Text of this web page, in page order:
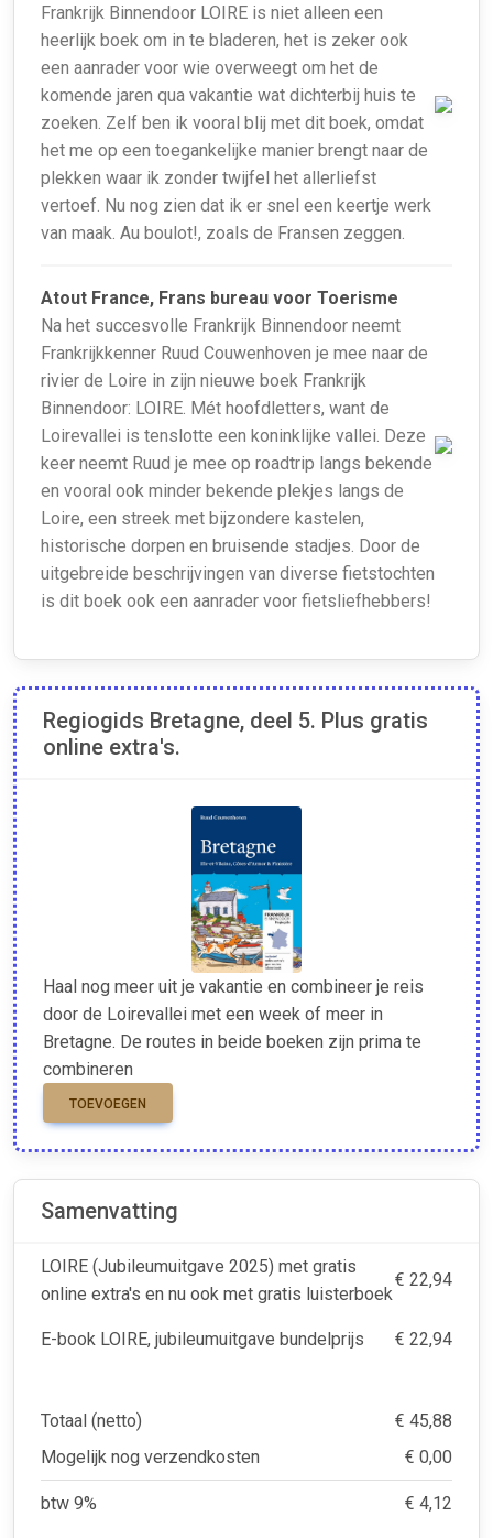
Frankrijk Binnendoor LOIRE is niet alleen een
heerlijk boek om in te bladeren, het is zeker ook
een aanrader voor wie overweegt om het de
komende jaren qua vakantie wat dichterbij huis te
zoeken. Zelf ben ik vooral blij met dit boek, omdat
het me op een toegankelijke manier brengt naar de
plekken waar ik zonder twijfel het allerliefst
vertoef. Nu nog zien dat ik er snel een keertje werk
van maak. Au boulot!, zoals de Fransen zeggen.
Atout France, Frans bureau voor Toerisme
Na het succesvolle Frankrijk Binnendoor neemt
Frankrijkkenner Ruud Couwenhoven je mee naar de
rivier de Loire in zijn nieuwe boek Frankrijk
Binnendoor: LOIRE. Mét hoofdletters, want de
Loirevallei is tenslotte een koninklijke vallei. Deze
keer neemt Ruud je mee op roadtrip langs bekende
en vooral ook minder bekende plekjes langs de
Loire, een streek met bijzondere kastelen,
historische dorpen en bruisende stadjes. Door de
uitgebreide beschrijvingen van diverse fietstochten
is dit boek ook een aanrader voor fietsliefhebbers!
Regiogids Bretagne, deel 5. Plus gratis
online extra's.
Haal nog meer uit je vakantie en combineer je reis
door de Loirevallei met een week of meer in
Bretagne. De routes in beide boeken zijn prima te
combineren
TOEVOEGEN
Samenvatting
LOIRE (Jubileumuitgave 2025) met gratis
online extra's en nu ook met gratis luisterboek
€ 22,94
E-book LOIRE, jubileumuitgave bundelprijs € 22,94
Totaal (netto)
€ 45,88
Mogelijk nog verzendkosten
€ 0,00
btw 9% € 4,12